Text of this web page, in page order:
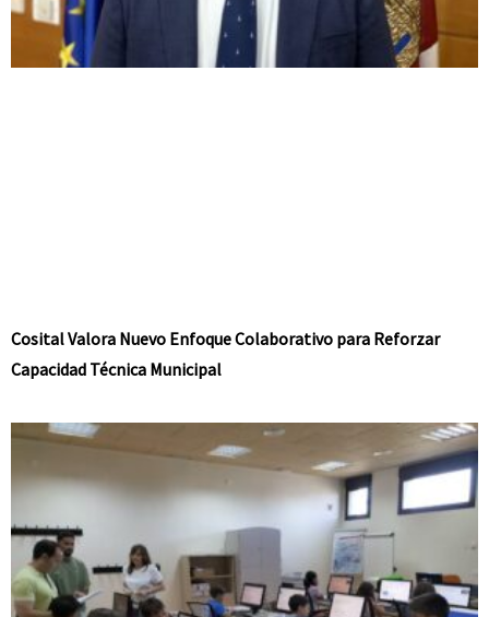
Cosital Valora Nuevo Enfoque Colaborativo para Reforzar
Capacidad Técnica Municipal